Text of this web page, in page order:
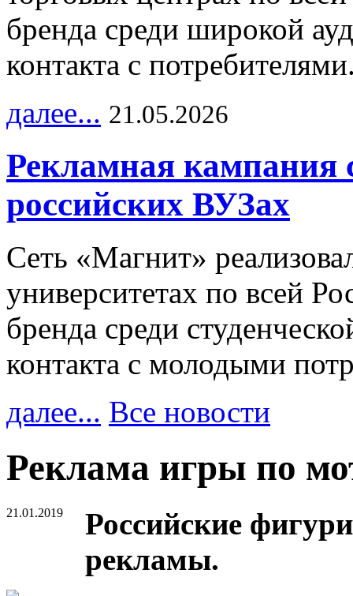
бренда среди широкой
контакта с
далее... 21.05.2026
Рекламная кампания
российских ВУЗах
Сеть «Магнит»
университетах по всей
бренда среди
контакта с молодыми
далее... Все новости
Реклама игры по
21.01.2019
Российские
рекламы.